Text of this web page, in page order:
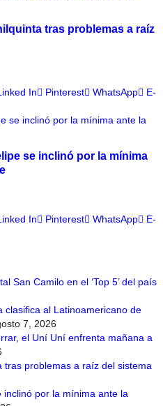
tras problemas a raíz
In Pinterest WhatsApp
E-
se inclinó por la mínima
In Pinterest WhatsApp
E-
San Camilo en el ‘Top 5’ del país
clasifica al Latinoamericano de
7, 2026
el Uní Uní enfrenta mañana a
tras problemas a raíz del sistema
por la mínima ante la